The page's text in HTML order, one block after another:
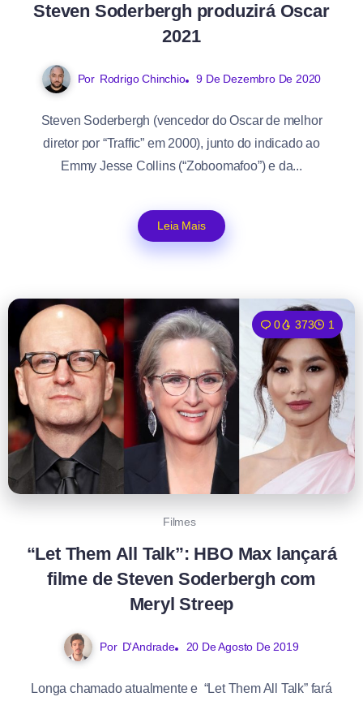
Steven Soderbergh produzirá Oscar
2021
Por Rodrigo Chinchio 9 De Dezembro De 2020
Steven Soderbergh (vencedor do Oscar de melhor
diretor por “Traffic” em 2000), junto do indicado ao
Emmy Jesse Collins (“Zoboomafoo”) e da...
Leia Mais
0 373 1
Filmes
“Let Them All Talk”: HBO Max lançará
filme de Steven Soderbergh com
Meryl Streep
Por D'Andrade 20 De Agosto De 2019
Longa chamado atualmente e “Let Them All Talk” fará